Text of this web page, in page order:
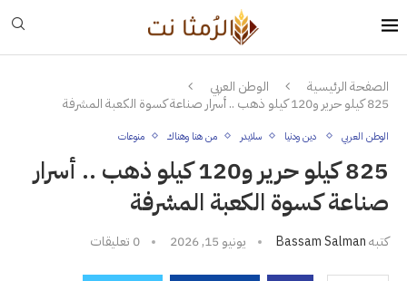
الصفحة الرئيسية
الوطن العربي
825 كيلو حرير و120 كيلو ذهب .. أسرار صناعة كسوة الكعبة المشرفة
الوطن العربي دين ودنيا سلايدر من هنا وهناك منوعات
825 كيلو حرير و120 كيلو ذهب .. أسرار
صناعة كسوة الكعبة المشرفة
كتبهBassam Salman يونيو 15, 2026 0 تعليقات